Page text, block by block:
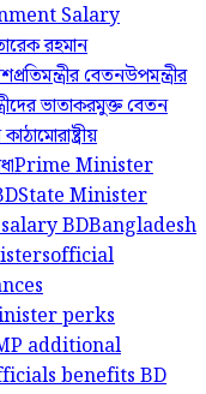
Salary
রহমান
প্রতিমন্ত্রীর বেতনউপমন্ত্রীর
ভাতাকরমুক্ত বেতন
কাঠামোরাষ্ট্রীয়
Prime Minister
State Minister
BDBangladesh
official
perks
additional
benefits BD